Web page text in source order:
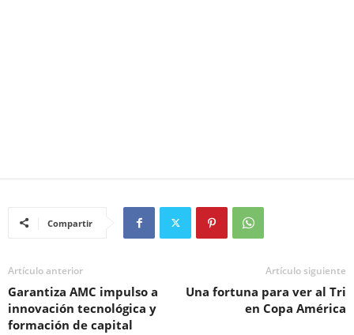
Compartir
Artículo anterior
Garantiza AMC impulso a
innovación tecnológica y
formación de capital
Artículo siguiente
Una fortuna para ver al Tri
en Copa América